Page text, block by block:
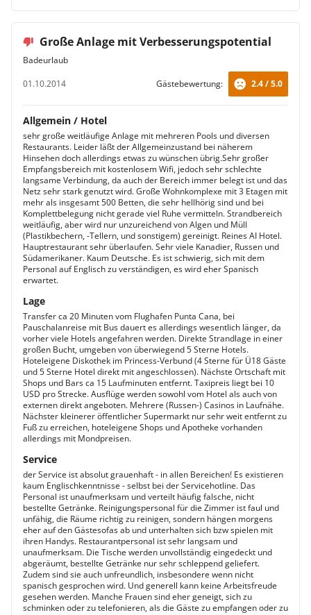
Große Anlage mit Verbesserungspotential
Badeurlaub
01.10.2014
Gästebewertung: 2.4 / 5.0
Allgemein / Hotel
sehr große weitläufige Anlage mit mehreren Pools und diversen
Restaurants. Leider läßt der Allgemeinzustand bei näherem
Hinsehen doch allerdings etwas zu wünschen übrig.Sehr großer
Empfangsbereich mit kostenlosem Wifi, jedoch sehr schlechte
langsame Verbindung, da auch der Bereich immer belegt ist und das
Netz sehr stark genutzt wird. Große Wohnkomplexe mit 3 Etagen mit
mehr als insgesamt 500 Betten, die sehr hellhörig sind und bei
Komplettbelegung nicht gerade viel Ruhe vermitteln. Strandbereich
weitläufig, aber wird nur unzureichend von Algen und Müll
(Plastikbechern, -Tellern, und sonstigem) gereinigt. Reines AI Hotel.
Hauptrestaurant sehr überlaufen. Sehr viele Kanadier, Russen und
Südamerikaner. Kaum Deutsche. Es ist schwierig, sich mit dem
Personal auf Englisch zu verständigen, es wird eher Spanisch
erwartet.
Lage
Transfer ca 20 Minuten vom Flughafen Punta Cana, bei
Pauschalanreise mit Bus dauert es allerdings wesentlich länger, da
vorher viele Hotels angefahren werden. Direkte Strandlage in einer
großen Bucht, umgeben von überwiegend 5 Sterne Hotels.
Hoteleigene Diskothek im Princess-Verbund (4 Sterne für Ü18 Gäste
und 5 Sterne Hotel direkt mit angeschlossen). Nächste Ortschaft mit
Shops und Bars ca 15 Laufminuten entfernt. Taxipreis liegt bei 10
USD pro Strecke. Ausflüge werden sowohl vom Hotel als auch von
externen direkt angeboten. Mehrere (Russen-) Casinos in Laufnähe.
Nächster kleinerer öffentlicher Supermarkt nur sehr weit entfernt zu
Fuß zu erreichen, hoteleigene Shops und Apotheke vorhanden
allerdings mit Mondpreisen.
Service
der Service ist absolut grauenhaft - in allen Bereichen! Es existieren
kaum Englischkenntnisse - selbst bei der Servicehotline. Das
Personal ist unaufmerksam und verteilt häufig falsche, nicht
bestellte Getränke. Reinigungspersonal für die Zimmer ist faul und
unfähig, die Räume richtig zu reinigen, sondern hängen morgens
eher auf den Gästesofas ab und unterhalten sich bzw spielen mit
ihren Handys. Restaurantpersonal ist sehr langsam und
unaufmerksam. Die Tische werden unvollständig eingedeckt und
abgeräumt, bestellte Getränke nur sehr schleppend geliefert.
Zudem sind sie auch unfreundlich, insbesondere wenn nicht
spanisch gesprochen wird. Und generell kann keine Arbeitsfreude
gesehen werden. Manche Frauen sind eher geneigt, sich zu
schminken oder zu telefonieren, als die Gäste zu empfangen oder zu